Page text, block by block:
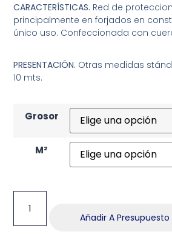
CARACTERÍSTICAS. Red de
principalmente en forjados en
único uso. Confeccionada con
PRESENTACIÓN. Otras medidas
10 mts.
Grosor
M²
Añadir A Presupuesto